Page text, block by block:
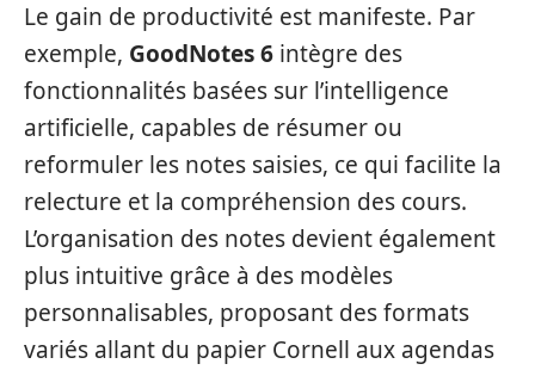
Le gain de productivité est manifeste. Par
exemple, GoodNotes 6 intègre des
fonctionnalités basées sur l’intelligence
artificielle, capables de résumer ou
reformuler les notes saisies, ce qui facilite la
relecture et la compréhension des cours.
L’organisation des notes devient également
plus intuitive grâce à des modèles
personnalisables, proposant des formats
variés allant du papier Cornell aux agendas